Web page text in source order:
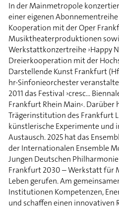
In der Mainmetropole
einer eigenen
Kooperation mit der Oper
Musiktheaterproduktionen
Werkstattkonzertreihe ›Happy
Dreierkooperation mit der
Darstellende Kunst Frankfurt
hr-Sinfonieorchester
2011 das Festival ›cresc...
Frankfurt Rhein Main‹. Darüber
Trägerinstitution des Frankfurt
künstlerische Experimente und
Austausch. 2025 hat das
der Internationalen Ensemble
Jungen Deutschen
Frankfurt 2030 – Werkstatt für
Leben gerufen. Am
Institutionen Kompetenzen,
und schaffen einen innovativen